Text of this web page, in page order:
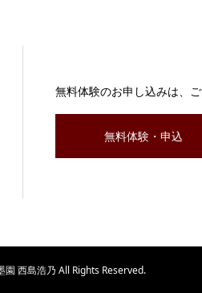
無料体験のお申し込みは、
無料体験・申込
西島浩乃 All Rights Reserved.